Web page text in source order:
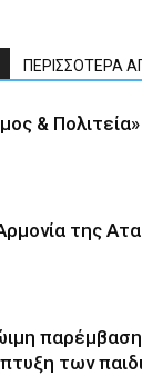
ΠΕΡΙΣΣΟΤΕΡΑ
&
της
παρέμβαση:
των